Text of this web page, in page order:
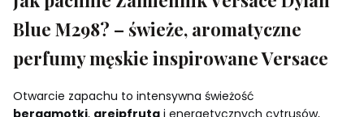
Blue M298? – świeże, aromatyczne
perfumy męskie inspirowane Versace
Otwarcie zapachu to intensywna świeżość
bergamotki, grejpfruta i energetycznych cytrusów,